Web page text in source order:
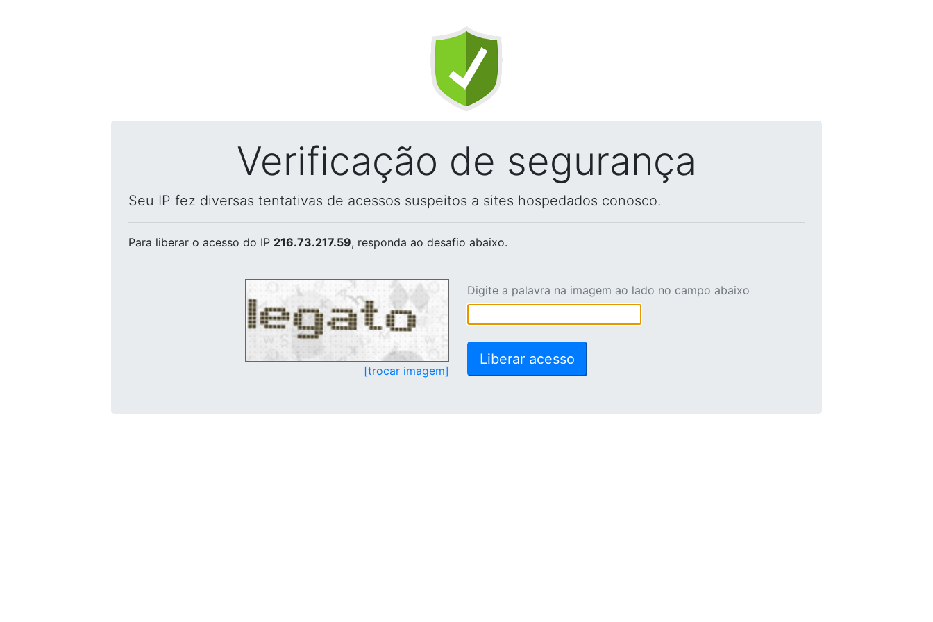
Verificação de segurança
Seu IP fez diversas tentativas de acessos suspeitos a sites hospedados conosco.
Para liberar o acesso do IP 216.73.217.59, responda ao desafio abaixo.
[trocar imagem]
Digite a palavra na imagem ao lado no campo abaixo